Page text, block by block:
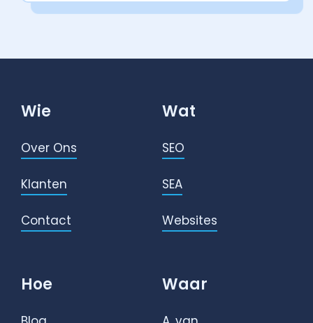
Wie
Over Ons
Klanten
Contact
Wat
SEO
SEA
Websites
Hoe Waar